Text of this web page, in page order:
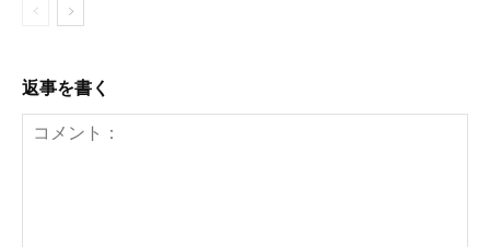
返事を書く